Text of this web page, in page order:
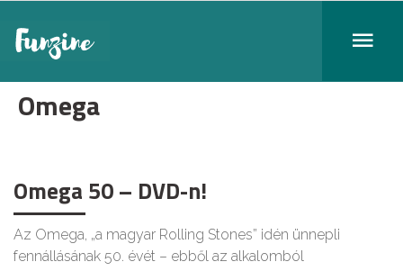
Omega
Omega 50 – DVD-n!
Az Omega, „a magyar Rolling Stones” idén ünnepli
fennállásának 50. évét – ebből az alkalomból